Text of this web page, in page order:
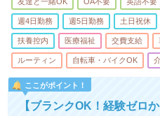
週4日勤務 週5日勤務 土日祝休
扶養控内 医療福祉 交費支給
ルーティン 自転車・バイクOK
ここがポイント！
【ブランクOK！経験ゼロ